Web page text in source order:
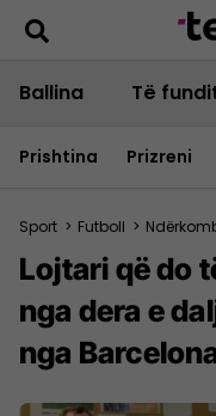
Ballina Të
Prishtina Prizreni
Sport > Futboll >
Lojtari që do
nga dera e
nga